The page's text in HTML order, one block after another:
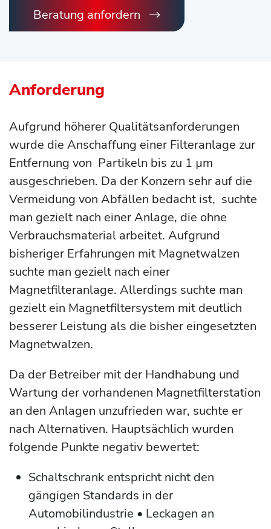
Beratung anfordern
Anforderung
Aufgrund höherer Qualitätsanforderungen
wurde die Anschaffung einer Filteranlage zur
Entfernung von Partikeln bis zu 1 µm
ausgeschrieben. Da der Konzern sehr auf die
Vermeidung von Abfällen bedacht ist, suchte
man gezielt nach einer Anlage, die ohne
Verbrauchsmaterial arbeitet. Aufgrund
bisheriger Erfahrungen mit Magnetwalzen
suchte man gezielt nach einer
Magnetfilteranlage. Allerdings suchte man
gezielt ein Magnetfiltersystem mit deutlich
besserer Leistung als die bisher eingesetzten
Magnetwalzen.
Da der Betreiber mit der Handhabung und
Wartung der vorhandenen Magnetfilterstation
an den Anlagen unzufrieden war, suchte er
nach Alternativen. Hauptsächlich wurden
folgende Punkte negativ bewertet:
Schaltschrank entspricht nicht den
gängigen Standards in der
Automobilindustrie • Leckagen an